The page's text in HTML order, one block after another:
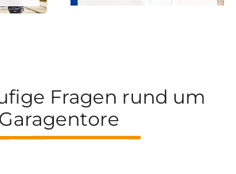
Fragen rund um
Garagentore